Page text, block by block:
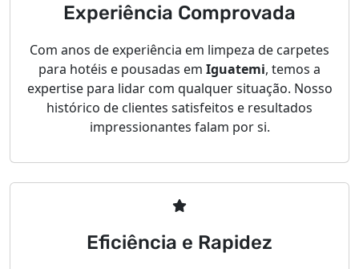
Experiência Comprovada
Com anos de experiência em limpeza de carpetes
para hotéis e pousadas em Iguatemi, temos a
expertise para lidar com qualquer situação. Nosso
histórico de clientes satisfeitos e resultados
impressionantes falam por si.
Eficiência e Rapidez